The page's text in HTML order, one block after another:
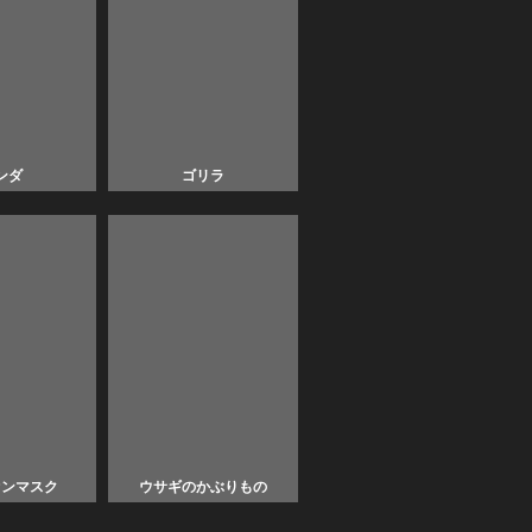
ダ ゴリラ
マスク ウサギのかぶりもの